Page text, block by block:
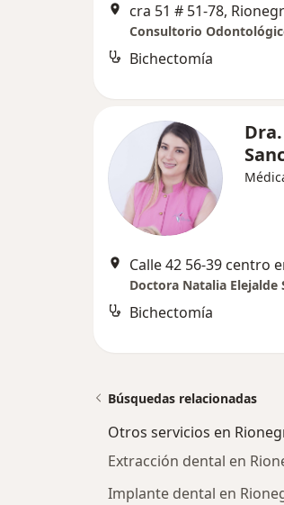
cra 51 # 51-78,
Consultorio
Bichectomía
Doctora Natalia Elejalde
Bichectomía
Búsquedas relacionadas
Otros servicios en
Extracción dental en
Implante dental en